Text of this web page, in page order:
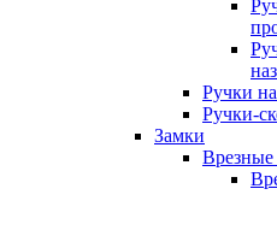
Ручки
Ручки-
Замки
Врезные